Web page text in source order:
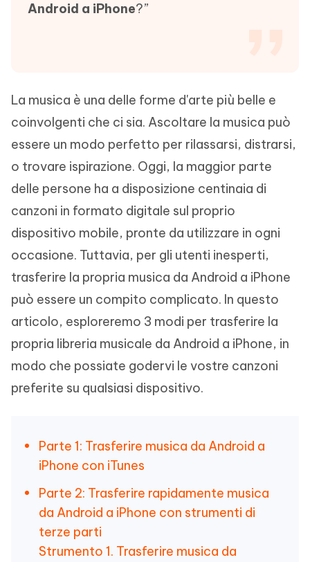
Android a iPhone?”
La musica è una delle forme d'arte più belle e
coinvolgenti che ci sia. Ascoltare la musica può
essere un modo perfetto per rilassarsi, distrarsi,
o trovare ispirazione. Oggi, la maggior parte
delle persone ha a disposizione centinaia di
canzoni in formato digitale sul proprio
dispositivo mobile, pronte da utilizzare in ogni
occasione. Tuttavia, per gli utenti inesperti,
trasferire la propria musica da Android a iPhone
può essere un compito complicato. In questo
articolo, esploreremo 3 modi per trasferire la
propria libreria musicale da Android a iPhone, in
modo che possiate godervi le vostre canzoni
preferite su qualsiasi dispositivo.
Parte 1: Trasferire musica da Android a
iPhone con iTunes
Parte 2: Trasferire rapidamente musica
da Android a iPhone con strumenti di
terze parti
Strumento 1. Trasferire musica da